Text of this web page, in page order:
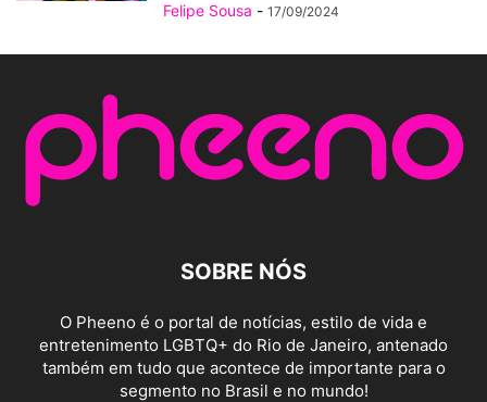
Felipe Sousa - 17/09/2024
SOBRE NÓS
O Pheeno é o portal de notícias, estilo de vida e
entretenimento LGBTQ+ do Rio de Janeiro, antenado
também em tudo que acontece de importante para o
segmento no Brasil e no mundo!